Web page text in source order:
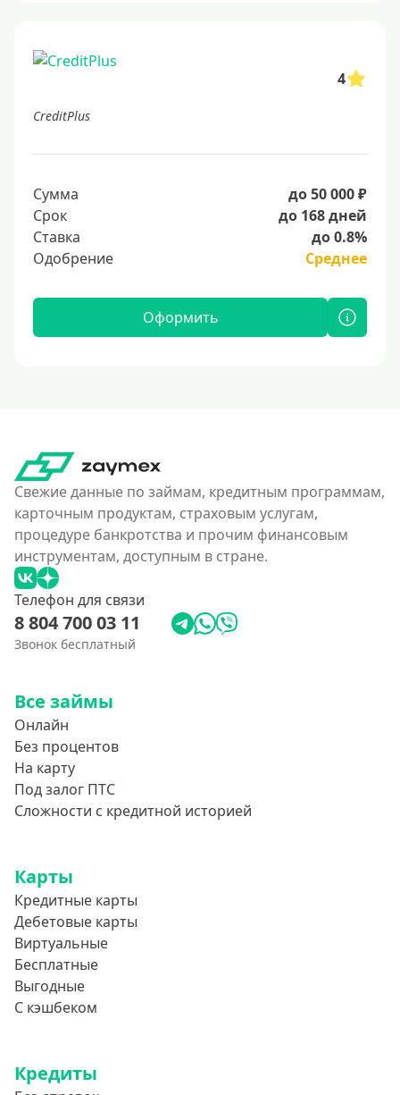
4
CreditPlus
Сумма
до 50 000 ₽
Срок
до 168 дней
Ставка
до 0.8%
Одобрение
Среднее
Оформить
Свежие данные по займам, кредитным программам,
карточным продуктам, страховым услугам,
процедуре банкротства и прочим финансовым
инструментам, доступным в стране.
Телефон для связи
8 804 700 03 11
Звонок бесплатный
Все займы
Онлайн
Без процентов
На карту
Под залог ПТС
Сложности с кредитной историей
Карты
Кредитные карты
Дебетовые карты
Виртуальные
Бесплатные
Выгодные
С кэшбеком
Кредиты